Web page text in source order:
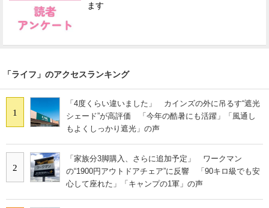
ます
「ライフ」のアクセスランキング
1
「4度くらい違いました」 カインズの外に吊るす“遮光
シェード”が高評価 「今年の酷暑にも活躍」「風通し
もよくしっかり遮光」の声
2
「家族分3脚購入、さらに追加予定」 ワークマン
の“1900円アウトドアチェア”に反響 「90キロ級でも安
心して座れた」「キャンプの1軍」の声